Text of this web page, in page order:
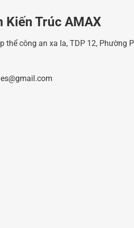
Kiến Trúc AMAX
thể công an xa la, TDP 12, Phường